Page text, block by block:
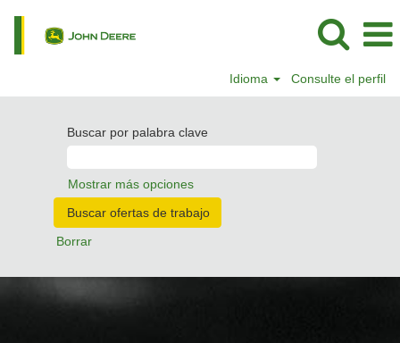
Idioma Consulte el perfil
Buscar por palabra clave
Mostrar más opciones
Borrar